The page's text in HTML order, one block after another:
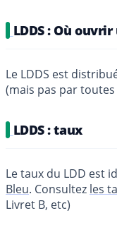
LDDS : Où ouvrir
Le LDDS est
(mais pas par
LDDS : taux
Le taux du LDD est
Bleu. Consultez les
Livret B, etc)